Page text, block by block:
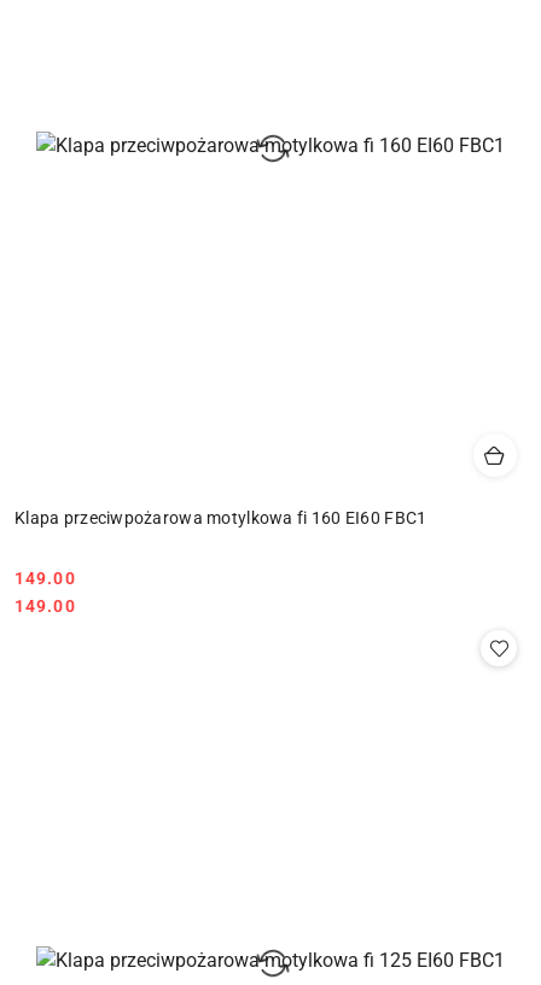
Klapa przeciwpożarowa motylkowa fi 160 EI60 FBC1
Cena:
149.00
Cena:
149.00